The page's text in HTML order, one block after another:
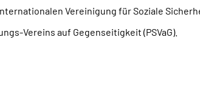
Vereinigung für Soziale
Vereins auf Gegenseitigkeit (PSVaG).